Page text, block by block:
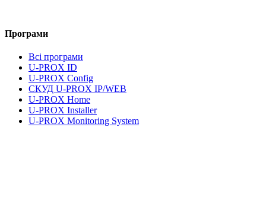
Програми
Всі програми
U-PROX ID
U-PROX Config
СКУД U-PROX IP/WEB
U-PROX Home
U-PROX Installer
U-PROX Monitoring System